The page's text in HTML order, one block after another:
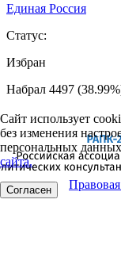
Единая Россия
Статус:
Избран
Набрал 4497
Сайт использует
без изменения
персональных
сайта.
Согласен